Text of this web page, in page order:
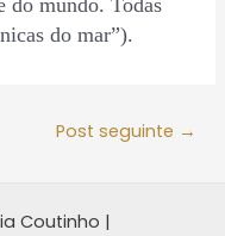
do mundo. Todas
do mar”).
Post seguinte →
Coutinho |